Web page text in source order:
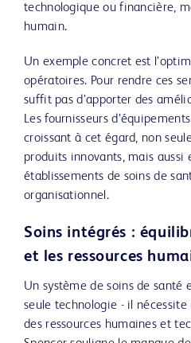
technologique ou financière,
humain.
Un exemple concret est
opératoires. Pour rendre ces
suffit pas d’apporter des
Les fournisseurs
croissant à cet égard, non
produits innovants, mais aussi
établissements de soins de
organisationnel.
Soins intégrés :
et les ressources
Un système de soins de santé
seule technologie - il
des ressources humaines et